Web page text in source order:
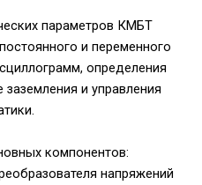
параметров КМБТ
и переменного
определения
и управления
компонентов:
напряжений